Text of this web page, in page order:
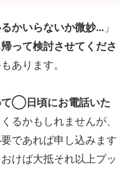
かいらないか微妙… 」
って検討させてくださ
あります。
て◯日頃にお電話いた
るかもしれませんが、
であれば申し込みます
けば大抵それ以上プッ